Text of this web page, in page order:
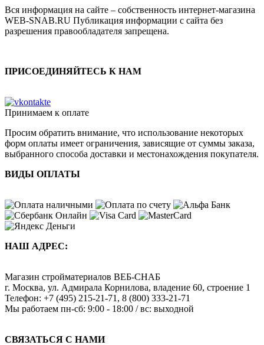
Вся информация на сайте – собственность интернет-магазина
WEB-SNAB.RU Публикация информации с сайта без
разрешения правообладателя запрещена.
ПРИСОЕДИНЯЙТЕСЬ К НАМ
Принимаем к оплате
Просим обратить внимание, что использование некоторых
форм оплаты имеет ограничения, зависящие от суммы заказа,
выбранного способа доставки и местонахождения покупателя.
ВИДЫ ОПЛАТЫ
НАШ АДРЕС:
Магазин стройматериалов ВЕБ-СНАБ
г. Москва, ул. Адмирала Корнилова, владение 60, строение 1
Телефон: +7 (495) 215-21-71 , 8 (800) 333-21-71
Мы работаем пн-сб: 9:00 - 18:00 / вс: выходной
СВЯЗАТЬСЯ С НАМИ